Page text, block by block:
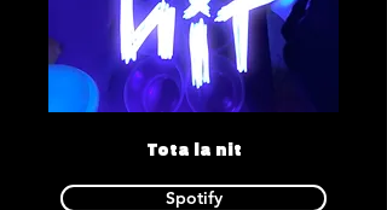
Tota la nit
Spotify